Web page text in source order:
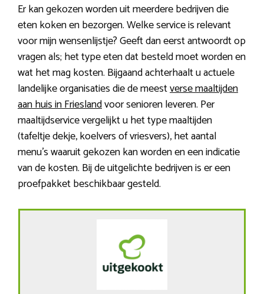
Er kan gekozen worden uit meerdere bedrijven die
eten koken en bezorgen. Welke service is relevant
voor mijn wensenlijstje? Geeft dan eerst antwoordt op
vragen als; het type eten dat besteld moet worden en
wat het mag kosten. Bijgaand achterhaalt u actuele
landelijke organisaties die de meestverse maaltijden
aan huis in Frieslandvoor senioren leveren. Per
maaltijdservice vergelijkt u het type maaltijden
(tafeltje dekje, koelvers of vriesvers), het aantal
menu’s waaruit gekozen kan worden en een indicatie
van de kosten. Bij de uitgelichte bedrijven is er een
proefpakket beschikbaar gesteld.